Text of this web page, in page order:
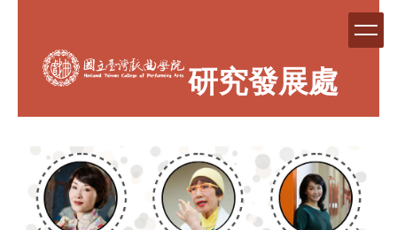
研究發展處